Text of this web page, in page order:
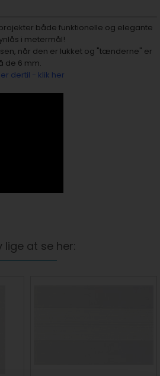
både funktionelle og elegante
i metermål!
når den er lukket og "tænderne" er
de 6 mm.
dertil - klik her
lige at se her: